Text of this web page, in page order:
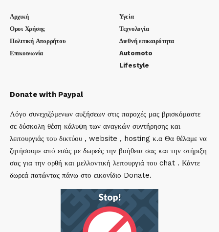
Αρχική
Οροι Χρήσης
Πολιτική Απορρήτου
Επικοινωνία
Υγεία
Τεχνολογία
Διεθνή επικαιρότητα
Automoto
Lifestyle
Donate with Paypal
Λόγο συνεχιζόμενων αυξήσεων στις παροχές μας βρισκόμαστε
σε δύσκολη θέση κάλυψη των αναγκών συντήρησης και
λειτουργιάς του δικτύου , website , hosting κ.α Θα θέλαμε να
ζητήσουμε από εσάς με δωρεές την βοήθεια σας και την στήριξη
σας για την ορθή και μελλοντική λειτουργιά του chat . Κάντε
δωρεά πατώντας πάνω στο εικονίδιο Donate.